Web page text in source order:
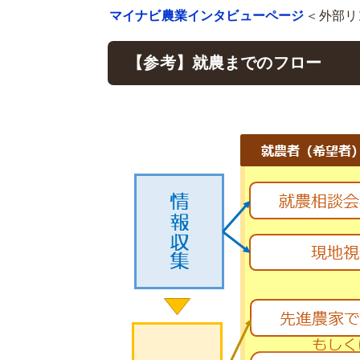
マイナビ農業インタビューページ ＜外部
【参考】就農までのフロー